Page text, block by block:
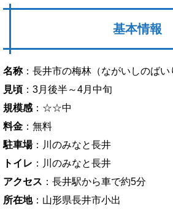
基本情報
名称：長井市の梅林（ながいしのばい
見頃 ：3月後半～4月中旬
規模感 ：☆☆中
料金 ：無料
駐車場：川のみなと長井
トイレ ：川のみなと長井
アクセス ：長井駅から車で約5分
所在地：山形県長井市小出